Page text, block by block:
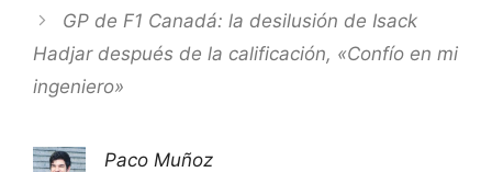
GP de F1 Canadá: la desilusión de Isack
Hadjar después de la calificación, «Confío en mi
ingeniero»
Paco Muñoz